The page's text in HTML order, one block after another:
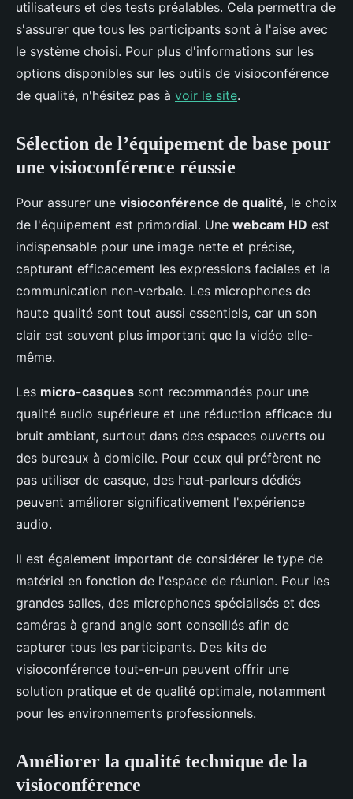
utilisateurs et des tests préalables. Cela permettra de
s'assurer que tous les participants sont à l'aise avec
le système choisi. Pour plus d'informations sur les
options disponibles sur les outils de visioconférence
de qualité, n'hésitez pas à voir le site.
Sélection de l’équipement de base pour
une visioconférence réussie
Pour assurer une visioconférence de qualité, le choix
de l'équipement est primordial. Une webcam HD est
indispensable pour une image nette et précise,
capturant efficacement les expressions faciales et la
communication non-verbale. Les microphones de
haute qualité sont tout aussi essentiels, car un son
clair est souvent plus important que la vidéo elle-
même.
Les micro-casques sont recommandés pour une
qualité audio supérieure et une réduction efficace du
bruit ambiant, surtout dans des espaces ouverts ou
des bureaux à domicile. Pour ceux qui préfèrent ne
pas utiliser de casque, des haut-parleurs dédiés
peuvent améliorer significativement l'expérience
audio.
Il est également important de considérer le type de
matériel en fonction de l'espace de réunion. Pour les
grandes salles, des microphones spécialisés et des
caméras à grand angle sont conseillés afin de
capturer tous les participants. Des kits de
visioconférence tout-en-un peuvent offrir une
solution pratique et de qualité optimale, notamment
pour les environnements professionnels.
Améliorer la qualité technique de la
visioconférence